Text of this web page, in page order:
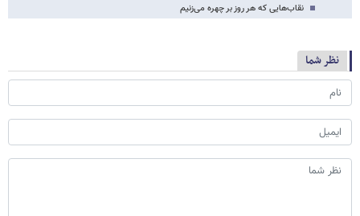
نقاب‌هایی که هر روز بر چهره می‌زنیم
نظر شما